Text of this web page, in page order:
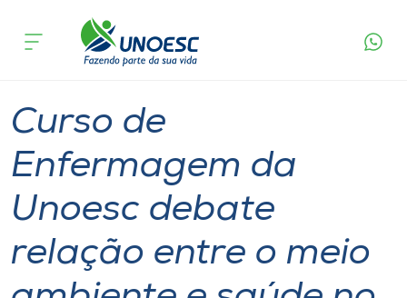
Cursos
Pesquisa
Atendimento ao Estudante
Portal de Ensino
acontece
Workshop Discente
Curso de
Enfermagem da
Unoesc debate
relação entre o meio